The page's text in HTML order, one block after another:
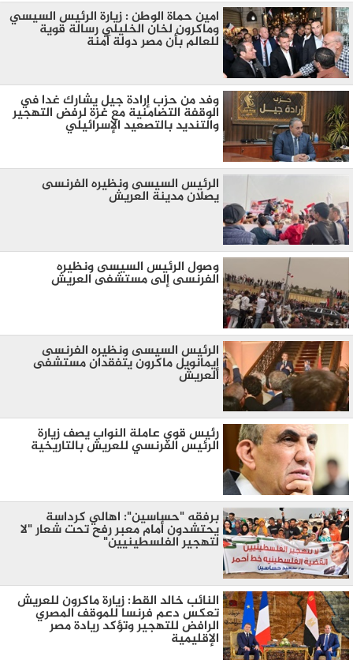
امين حماة الوطن : زيارة الرئيس السيسي
وماكرون لخان الخليلي رسالة قوية
للعالم بأن مصر دولة آمنة
وفد من حزب إرادة جيل يشارك غدا في
الوقفة التضامنية مع غزة لرفض التهجير
والتنديد بالتصعيد الإسرائيلي
الرئيس السيسى ونظيره الفرنسى
يصلان مدينة العريش
وصول الرئيس السيسى ونظيره
الفرنسى إلى مستشفى العريش
الرئيس السيسى ونظيره الفرنسى
إيمانويل ماكرون يتفقدان مستشفى
العريش
رئيس قوي عاملة النواب يصف زيارة
الرئيس الفرنسي للعريش بالتاريخية
برفقه "حساسين": اهالي كرداسة
يحتشدون أمام معبر رفح تحت شعار "لا
لتهجير الفلسطينيين"
النائب خالد القط: زيارة ماكرون للعريش
تعكس دعم فرنسا للموقف المصري
الرافض للتهجير وتؤكد ريادة مصر
الإقليمية